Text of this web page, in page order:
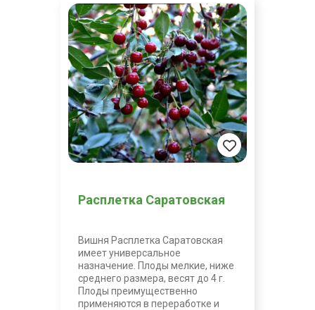
Расплетка Саратовская
Вишня Расплетка Саратовская
имеет универсальное
назначение. Плоды мелкие, ниже
среднего размера, весят до 4 г.
Плоды преимущественно
применяются в переработке и